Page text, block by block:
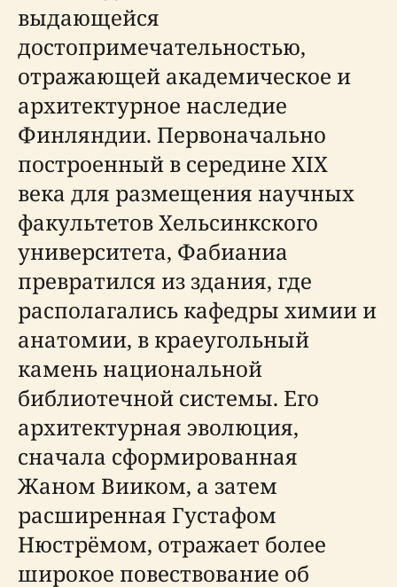
выдающейся
достопримечательностью,
отражающей академическое и
архитектурное наследие
Финляндии. Первоначально
построенный в середине XIX
века для размещения научных
факультетов Хельсинкского
университета, Фабианиа
превратился из здания, где
располагались кафедры химии и
анатомии, в краеугольный
камень национальной
библиотечной системы. Его
архитектурная эволюция,
сначала сформированная
Жаном Вииком, а затем
расширенная Густафом
Нюстрёмом, отражает более
широкое повествование об